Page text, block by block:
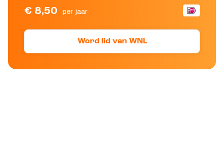
€ 8,50 per jaar
Word lid van WNL